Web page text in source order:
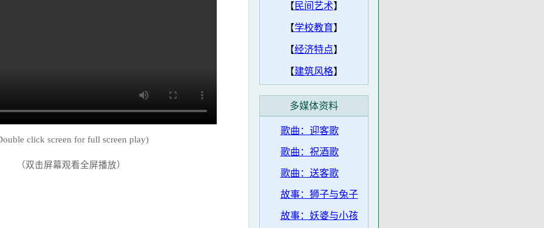
click screen for full screen play)
（双击屏幕观看全屏播放）
【 民间艺术】
【学校教育】
【经济特点】
【建筑风格】
多媒体资料
歌曲：迎客歌
歌曲：祝酒歌
歌曲：送客歌
故事：狮子与兔子
故事：妖婆与小孩